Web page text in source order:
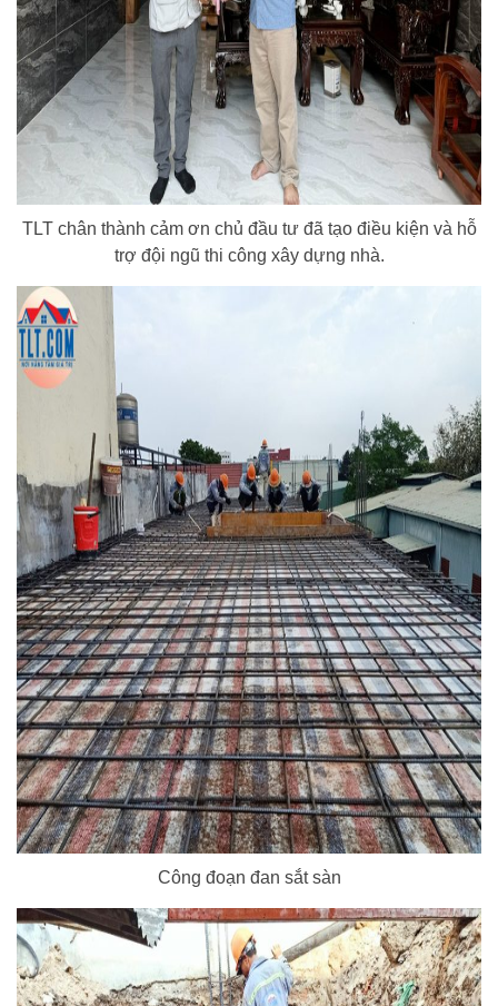
TLT chân thành cảm ơn chủ đầu tư đã tạo điều kiện và hỗ
trợ đội ngũ thi công xây dựng nhà.
Công đoạn đan sắt sàn